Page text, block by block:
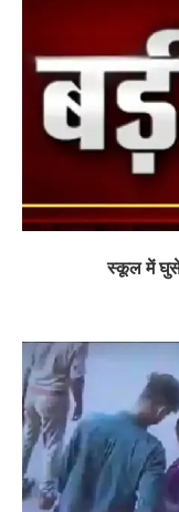
स्कूल में घुसे